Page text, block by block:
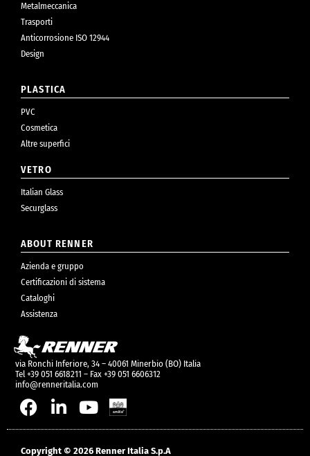
Metalmeccanica
Trasporti
Anticorrosione ISO 12944
Design
PLASTICA
PVC
Cosmetica
Altre superfici
VETRO
Italian Glass
Securglass
ABOUT RENNER
Azienda e gruppo
Certificazioni di sistema
Cataloghi
Assistenza
via Ronchi Inferiore, 34 – 40061 Minerbio (BO) Italia
Tel +39 051 6618211 – Fax +39 051 6606312
info@renneritalia.com
Copyright © 2026 Renner Italia S.p.A